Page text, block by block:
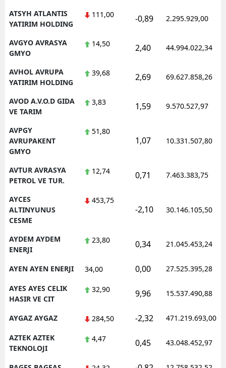
ATSYH ATLANTIS
YATIRIM HOLDING
111,00 -0,89 2.295.929,00
AVGYO AVRASYA
GMYO
14,50 2,40 44.994.022,34
AVHOL AVRUPA
YATIRIM HOLDING
39,68 2,69 69.627.858,26
AVOD A.V.O.D GIDA
VE TARIM
3,83 1,59 9.570.527,97
AVPGY
AVRUPAKENT
GMYO
51,80
1,07 10.331.507,80
AVTUR AVRASYA
PETROL VE TUR.
12,74 0,71 7.463.383,75
AYCES
ALTINYUNUS
CESME
453,75
-2,10 30.146.105,50
AYDEM AYDEM
ENERJI
23,80 0,34 21.045.453,24
AYEN AYEN ENERJI 34,00 0,00 27.525.395,28
AYES AYES CELIK
HASIR VE CIT
32,90 9,96 15.537.490,88
AYGAZ AYGAZ 284,50 -2,32 471.219.693,00
AZTEK AZTEK
TEKNOLOJI
4,47 0,45 43.048.452,97